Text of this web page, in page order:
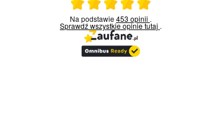
Ocena średnia 5 na 5
Na podstawie453 opinii .
Sprawdź wszystkie opinietutaj .
03.03.2026
Nie ma uwag. Konkretny towar